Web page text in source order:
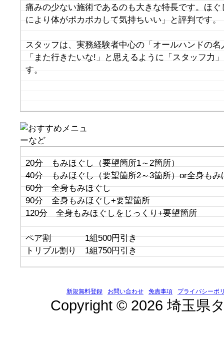
痛みの少ない施術であるのも大きな特長です。ほ
により体がポカポカして気持ちいい」と評判です。
スタッフは、実務経験者中心の「オールハンドの
「また行きたいな!」と思えるように「スタッフ力
す。
20分 もみほぐし（要望箇所1～2箇所）
40分 もみほぐし（要望箇所2～3箇所）or全身もみ
60分 全身もみほぐし
90分 全身もみほぐし+要望箇所
120分 全身もみほぐしをじっくり+要望箇所
ペア割 1組500円引き
トリプル割り 1組750円引き
新規無料登録 お問い合わせ 免責事項 プライバシーポ
Copyright © 2026 埼玉県